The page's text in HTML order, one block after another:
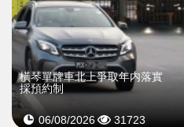
橫琴單牌車北上爭取年内落實
採預約制
06/08/2026 31723